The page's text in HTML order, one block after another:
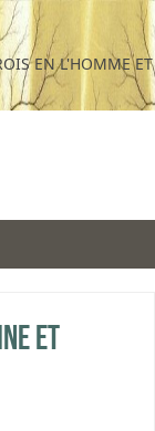
EN L'HOMME ET
et